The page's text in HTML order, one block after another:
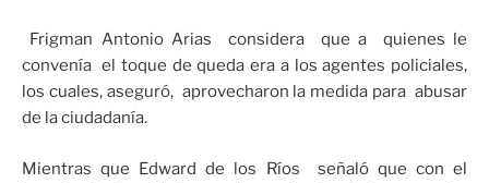
Frigman Antonio Arias considera que a quienes le
convenía el toque de queda era a los agentes policiales,
los cuales, aseguró, aprovecharon la medida para abusar
de la ciudadanía.
Mientras que Edward de los Ríos señaló que con el